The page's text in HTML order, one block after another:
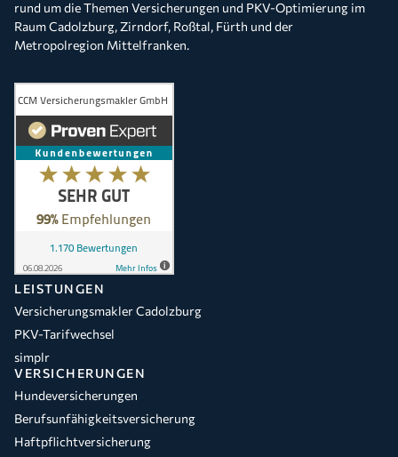
rund um die Themen Versicherungen und PKV-Optimierung im
Raum Cadolzburg, Zirndorf, Roßtal, Fürth und der
Metropolregion Mittelfranken.
LEISTUNGEN
Versicherungsmakler Cadolzburg
PKV-Tarifwechsel
simplr
VERSICHERUNGEN
Hundeversicherungen
Berufsunfähigkeitsversicherung
Haftpflichtversicherung